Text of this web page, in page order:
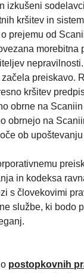
izkušeni
kršitev in
prejemu od
morebitna
preiskavo.
kršitev
obrne na
obrnejo na
ob
in kodeksa
s človekovimi
službe, ki bodo
postopkovnih